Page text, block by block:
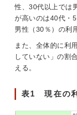
性、30代以上では
が高いのは40代・
男性（30％）の利
また、全体的に利
していない」の割
える。
表1 現在の